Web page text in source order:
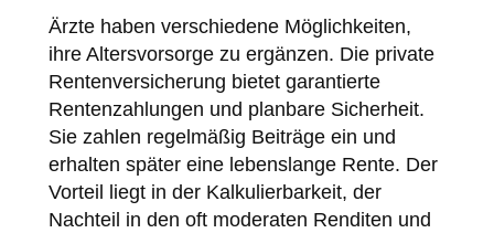
Ärzte haben verschiedene Möglichkeiten,
ihre Altersvorsorge zu ergänzen. Die private
Rentenversicherung bietet garantierte
Rentenzahlungen und planbare Sicherheit.
Sie zahlen regelmäßig Beiträge ein und
erhalten später eine lebenslange Rente. Der
Vorteil liegt in der Kalkulierbarkeit, der
Nachteil in den oft moderaten Renditen und